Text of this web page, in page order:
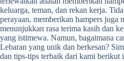
keluarga, teman, dan rekan kerja.
perayaan, memberikan hampers juga
menunjukkan rasa terima kasih dan
yang istimewa. Namun, bagaimana
Lebaran yang unik dan berkesan?
dan tips-tips terbaik dari kami berikut